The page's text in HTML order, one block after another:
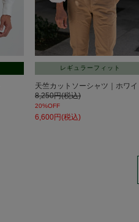
レギュラーフィット
天竺カットソーシャツ｜ホワイ
8,250円(税込)
20%OFF
6,600円(税込)